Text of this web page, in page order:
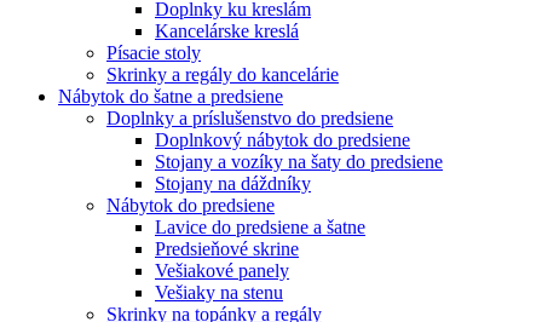
Doplnky ku kreslám
Kancelárske kreslá
Písacie stoly
Skrinky a regály do kancelárie
Nábytok do šatne a predsiene
Doplnky a príslušenstvo do predsiene
Doplnkový nábytok do predsiene
Stojany a vozíky na šaty do predsiene
Stojany na dáždníky
Nábytok do predsiene
Lavice do predsiene a šatne
Predsieňové skrine
Vešiakové panely
Vešiaky na stenu
Skrinky na topánky a regály